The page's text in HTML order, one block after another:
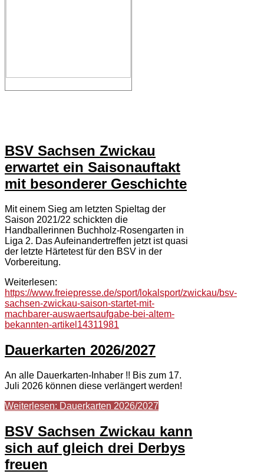
BSV Sachsen Zwickau
erwartet ein Saisonauftakt
mit besonderer Geschichte
Mit einem Sieg am letzten Spieltag der
Saison 2021/22 schickten die
Handballerinnen Buchholz-Rosengarten in
Liga 2. Das Aufeinandertreffen jetzt ist quasi
der letzte Härtetest für den BSV in der
Vorbereitung.
Weiterlesen:
https://www.freiepresse.de/sport/lokalsport/zwickau/bsv-
sachsen-zwickau-saison-startet-mit-
machbarer-auswaertsaufgabe-bei-altem-
bekannten-artikel14311981
Dauerkarten 2026/2027
An alle Dauerkarten-Inhaber !! Bis zum 17.
Juli 2026 können diese verlängert werden!
Weiterlesen: Dauerkarten 2026/2027
BSV Sachsen Zwickau kann
sich auf gleich drei Derbys
freuen